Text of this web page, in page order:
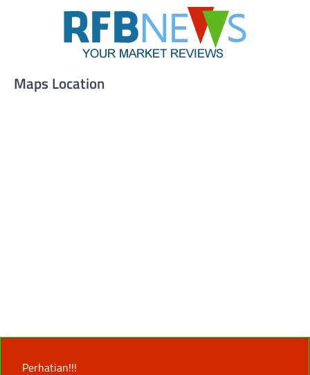
Maps Location
Perhatian!!!